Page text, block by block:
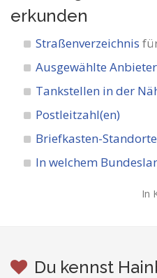
erkunden
Straßenverzeichnis
Ausgewählte
Tankstellen in der
Postleitzahl(en)
Briefkasten-
In welchem
In
Du kennst